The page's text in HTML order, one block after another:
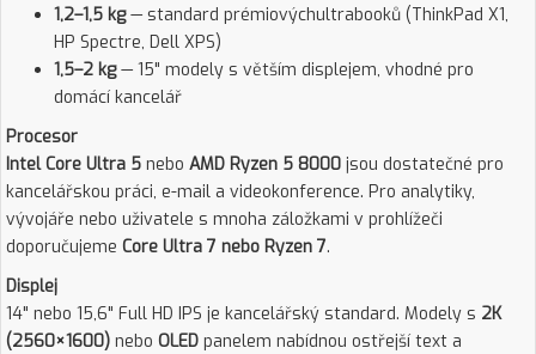
1,2–1,5 kg— standard prémiovýchultrabooků (ThinkPad X1,
HP Spectre, Dell XPS)
1,5–2 kg— 15" modely s větším displejem, vhodné pro
domácí kancelář
Procesor
Intel Core Ultra 5 nebo AMD Ryzen 5 8000 jsou dostatečné pro
kancelářskou práci, e-mail a videokonference. Pro analytiky,
vývojáře nebo uživatele s mnoha záložkami v prohlížeči
doporučujeme Core Ultra 7 nebo Ryzen 7.
Displej
14" nebo 15,6" Full HD IPS je kancelářský standard. Modely s 2K
(2560×1600) nebo OLED panelem nabídnou ostřejší text a